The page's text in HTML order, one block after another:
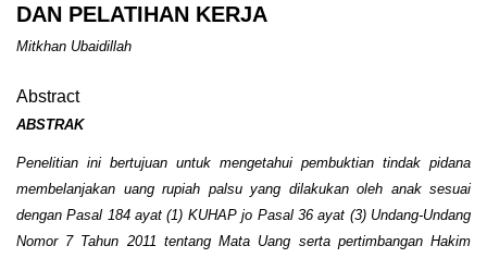
DAN PELATIHAN KERJA
Mitkhan Ubaidillah
Abstract
ABSTRAK
Penelitian ini bertujuan untuk mengetahui pembuktian tindak pidana
membelanjakan uang rupiah palsu yang dilakukan oleh anak sesuai
dengan Pasal 184 ayat (1) KUHAP jo Pasal 36 ayat (3) Undang-Undang
Nomor 7 Tahun 2011 tentang Mata Uang serta pertimbangan Hakim